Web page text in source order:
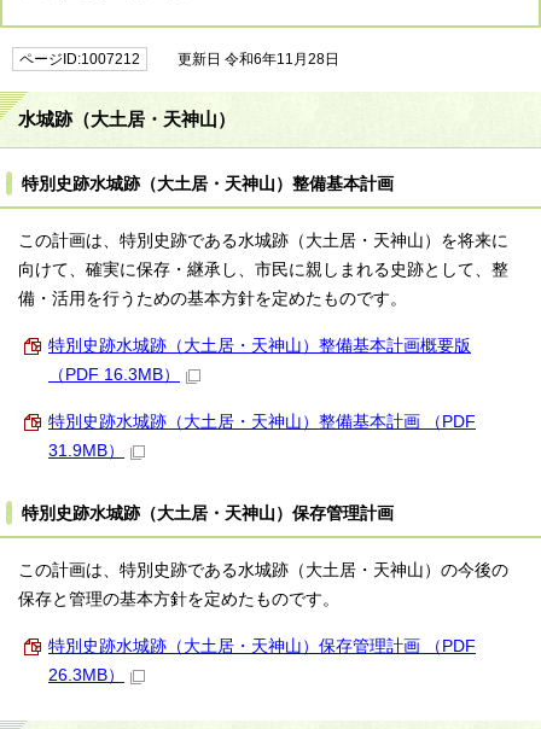
ページID:1007212 更新日 令和6年11月28日
水城跡（大土居・天神山）
特別史跡水城跡（大土居・天神山）整備基本計画
この計画は、特別史跡である水城跡（大土居・天神山）を将来に
向けて、確実に保存・継承し、市民に親しまれる史跡として、整
備・活用を行うための基本方針を定めたものです。
特別史跡水城跡（大土居・天神山）整備基本計画概要版
（PDF 16.3MB）
特別史跡水城跡（大土居・天神山）整備基本計画 （PDF
31.9MB）
特別史跡水城跡（大土居・天神山）保存管理計画
この計画は、特別史跡である水城跡（大土居・天神山）の今後の
保存と管理の基本方針を定めたものです。
特別史跡水城跡（大土居・天神山）保存管理計画 （PDF
26.3MB）